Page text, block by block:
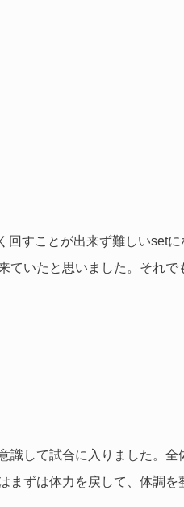
すことが出来ず難しいset
いたと思いました。それ
して試合に入りました。
ずは体力を戻して、体調